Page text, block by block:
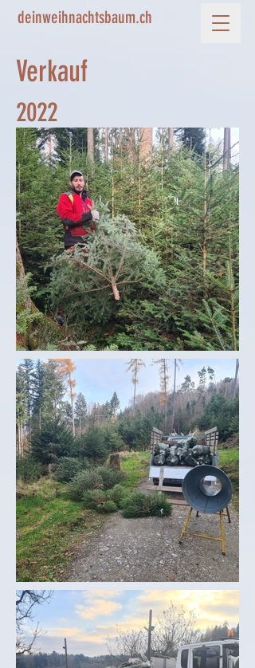
deinweihnachtsbaum.ch
Verkauf
2022